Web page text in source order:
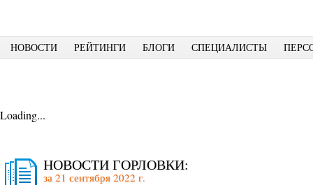
НОВОСТИ РЕЙТИНГИ БЛОГИ СПЕЦИАЛИСТЫ
Loading...
НОВОСТИ ГОРЛОВКИ:
за 21 сентября 2022 г.